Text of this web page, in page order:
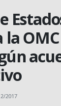
la
2017